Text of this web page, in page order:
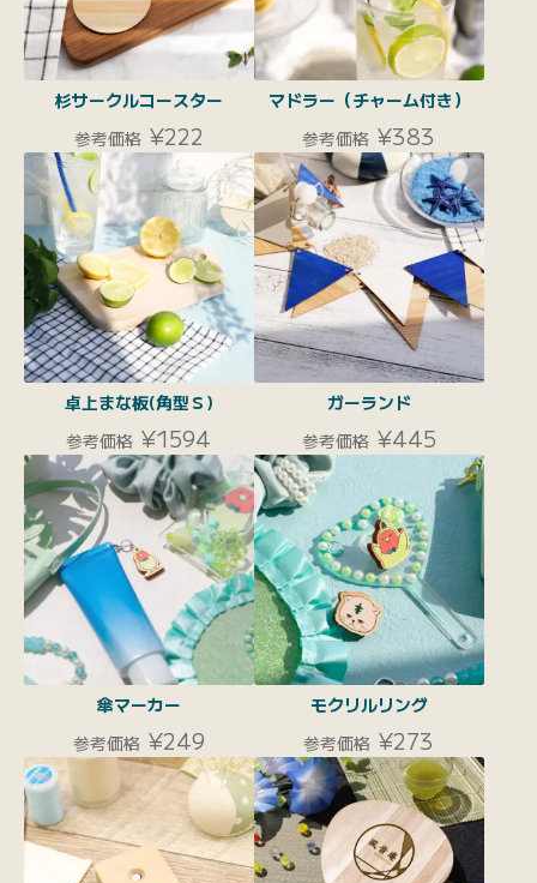
杉サークルコースター
参考価格 ¥222
マドラー（チャーム付き）
参考価格 ¥383
卓上まな板(角型Ｓ)
参考価格 ¥1594
ガーランド
参考価格 ¥445
傘マーカー
参考価格 ¥249
モクリルリング
参考価格 ¥273